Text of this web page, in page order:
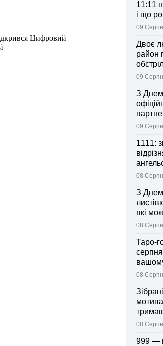
Цифровий
11:11
і що
09
Двоє
район
09
З Днем
09
1111:
08
З Днем
які
08
Таро-
08
08
999 —